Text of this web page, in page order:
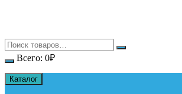
Всего: 0₽
Каталог